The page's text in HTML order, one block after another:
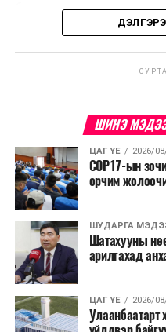
улсад өргөн ашиглаж
бодлогын газраас
ШИНЭ
ЦАГ ҮЕ 2026/
COP17-ын
орчим
ШУДАРГА
Шатахууны
арилгахад
ЦАГ ҮЕ 2026/
Улаанбаатарт